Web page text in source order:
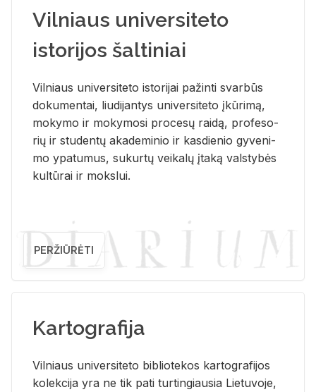
Vilniaus universiteto
istorijos šaltiniai
Vil­niaus uni­ver­si­te­to is­to­ri­jai pa­žin­ti svar­būs
do­ku­men­tai, liu­di­jan­tys uni­ver­si­te­to įkū­ri­mą,
mo­ky­mo ir mo­ky­mo­si pro­ce­sų rai­dą, pro­fe­so­
rių ir stu­den­tų aka­de­mi­nio ir kas­die­nio gy­ve­ni­
mo ypa­tu­mus, su­kur­tų vei­ka­lų įta­ką vals­ty­bės
kul­tū­rai ir moks­lui.
PERŽIŪRĖTI
Kartografija
Vil­niaus uni­ver­si­te­to bi­b­lio­te­kos kar­to­gra­fi­jos
ko­lek­ci­ja yra ne tik pati tur­tin­giau­sia Lie­tu­vo­je,